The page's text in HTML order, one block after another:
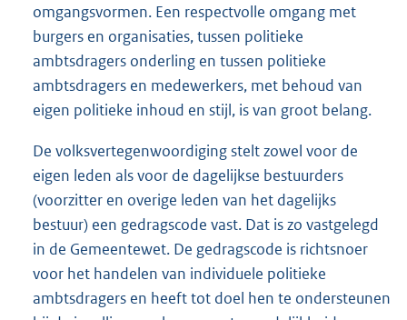
omgangsvormen. Een respectvolle omgang met
burgers en organisaties, tussen politieke
ambtsdragers onderling en tussen politieke
ambtsdragers en medewerkers, met behoud van
eigen politieke inhoud en stijl, is van groot belang.
De volksvertegenwoordiging stelt zowel voor de
eigen leden als voor de dagelijkse bestuurders
(voorzitter en overige leden van het dagelijks
bestuur) een gedragscode vast. Dat is zo vastgelegd
in de Gemeentewet. De gedragscode is richtsnoer
voor het handelen van individuele politieke
ambtsdragers en heeft tot doel hen te ondersteunen